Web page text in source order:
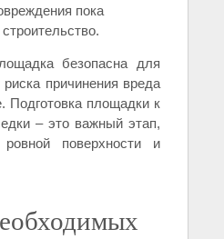
пока
безопасна для
причинения вреда
Подготовка площадки к
– это важный этап,
поверхности и